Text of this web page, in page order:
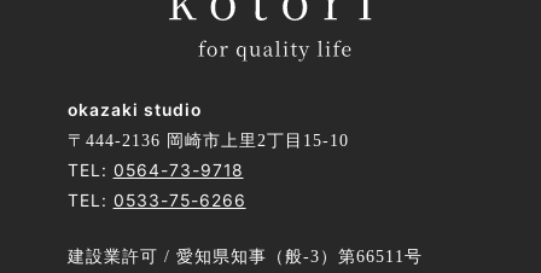
okazaki studio
〒444-2136 岡崎市上里2丁目15-10
TEL: 0564-73-9718
TEL: 0533-75-6266
建設業許可 / 愛知県知事（般-3）第66511号